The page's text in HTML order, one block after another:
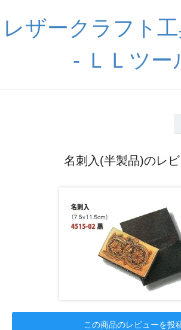
レザークラフト
- ＬＬツー
名刺入(半製品)のレ
この商品のレビューを投